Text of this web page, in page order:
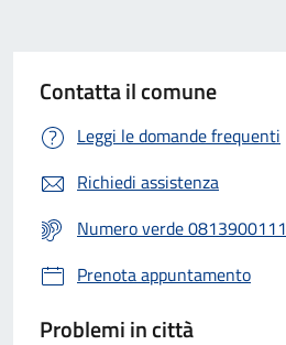
Contatta il comune
Leggi le domande frequenti
Richiedi assistenza
Numero verde 0813900111
Prenota appuntamento
Problemi in città